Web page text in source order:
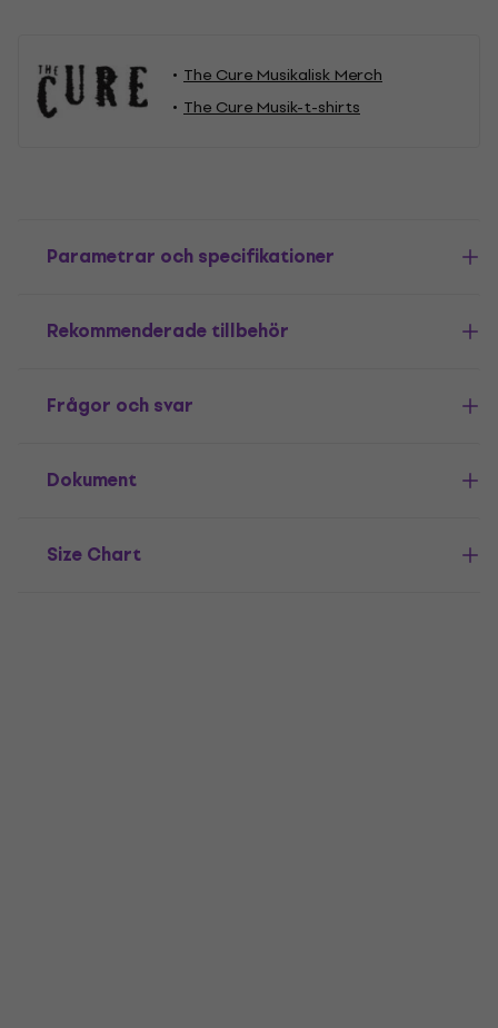
The Cure Musikalisk Merch
The Cure Musik-t-shirts
Parametrar och specifikationer
Rekommenderade tillbehör
Frågor och svar
Dokument
Size Chart